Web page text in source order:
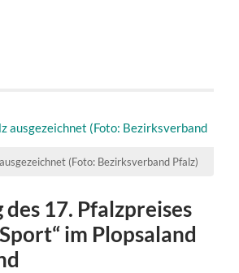
(Foto: Bezirksverband Pfalz)
17. Pfalzpreises
im Plopsaland